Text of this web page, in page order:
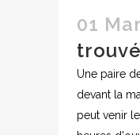
01 Mar
Une paire
devant la
peut venir